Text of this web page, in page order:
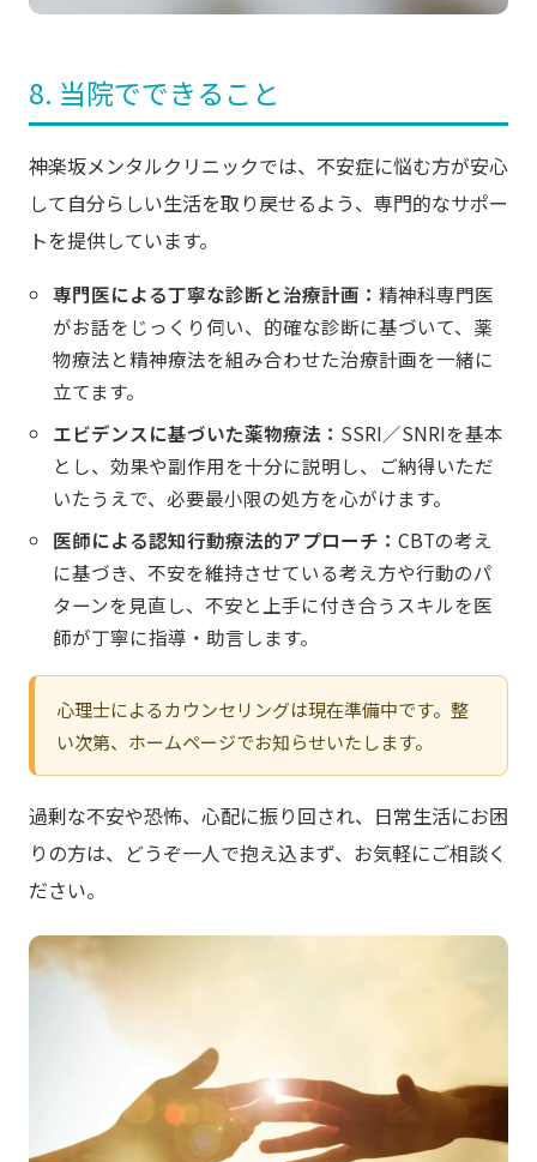
8. 当院でできること
神楽坂メンタルクリニックでは、不安症に悩む方が安心
して自分らしい生活を取り戻せるよう、専門的なサポー
トを提供しています。
専門医による丁寧な診断と治療計画：精神科専門医
がお話をじっくり伺い、的確な診断に基づいて、薬
物療法と精神療法を組み合わせた治療計画を一緒に
立てます。
エビデンスに基づいた薬物療法： SSRI／SNRIを基本
とし、効果や副作用を十分に説明し、ご納得いただ
いたうえで、必要最小限の処方を心がけます。
医師による認知行動療法的アプローチ：CBTの考え
に基づき、不安を維持させている考え方や行動のパ
ターンを見直し、不安と上手に付き合うスキルを医
師が丁寧に指導・助言します。
心理士によるカウンセリングは現在準備中です。整
い次第、ホームページでお知らせいたします。
過剰な不安や恐怖、心配に振り回され、日常生活にお困
りの方は、どうぞ一人で抱え込まず、お気軽にご相談く
ださい。